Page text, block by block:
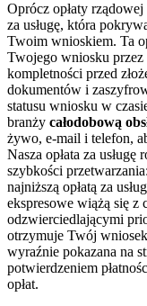
Oprócz opłaty rządowej
za usługę, która
Twoim wnioskiem. Ta
Twojego wniosku przez
kompletności przed
dokumentów i
statusu wniosku w
branży całodobową
żywo, e-mail i telefon,
Nasza opłata za
szybkości
najniższą opłatą za
ekspresowe wiążą się z
odzwierciedlającymi
otrzymuje Twój
wyraźnie pokazana na
potwierdzeniem
opłat.